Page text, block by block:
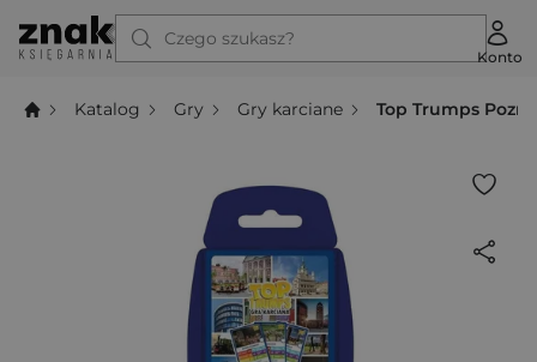
Czego szukasz?
Konto
Katalog Gry Gry karciane Top Trumps